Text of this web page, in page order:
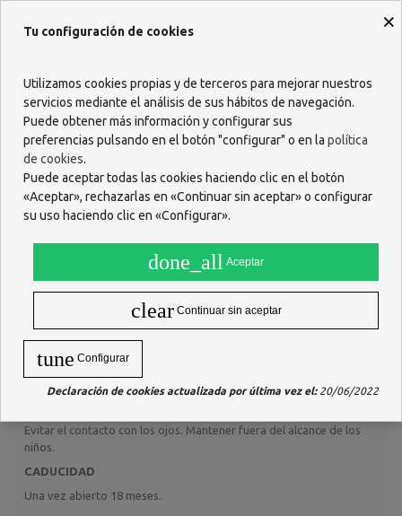
O escríbenos por WhastApp
618 085 736
Descripción
“Agua de Colonia Concentrada Álvarez Gómez” 150 ml.
Agua de colonia.
MODO DE EMPLEO
Vaporizar sobre la piel.
Evitar el contacto con los ojos. Mantener fuera del alcance de los
niños.
CADUCIDAD
Una vez abierto 18 meses.
×
Tu configuración de cookies
Utilizamos cookies propias y de terceros para mejorar nuestros
servicios mediante el análisis de sus hábitos de navegación.
Puede obtener más información y configurar sus
preferencias pulsando en el botón "configurar" o en la política
de cookies.
Puede aceptar todas las cookies haciendo clic en el botón
«Aceptar», rechazarlas en «Continuar sin aceptar» o configurar
su uso haciendo clic en «Configurar».
done_all Aceptar
clear Continuar sin aceptar
tune Configurar
Declaración de cookies actualizada por última vez el:20/06/2022